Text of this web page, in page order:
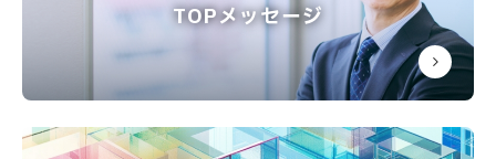
TOPメッセージ